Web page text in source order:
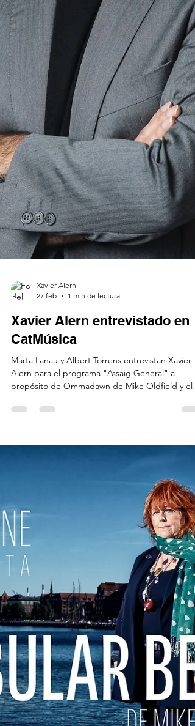
27 feb
1 min de lectura
Xavier Alern entrevistado en
Marta Lanau y Albert Torrens entrevistan Xavier
Alern para el programa "Assaig General" a
propósito de Ommadawn de Mike Oldfield y el
próximo concierto en el Palau de la Música
Barcelona. Puedes escuchar la entrevista (en
catalán) a través de este enlace: <iframe
title="audio 1269673"
src="https://www.3cat.cat/3cat/audio/1269673/
bed/" allowfullscreen scrolling="no"
frameborder="0" width="500px"
height="281px"></iframe>